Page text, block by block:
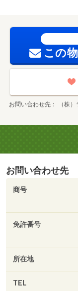
この
お問い合わせ先
（株
お問い合わせ先
商号
免許番号
所在地
TEL